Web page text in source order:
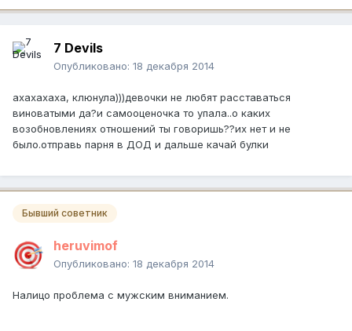
7 Devils
Опубликовано: 18 декабря 2014
ахахахаха, клюнула)))девочки не любят расставаться
виноватыми да?и самооценочка то упала..о каких
возобновлениях отношений ты говоришь??их нет и не
было.отправь парня в ДОД и дальше качай булки
Бывший советник
heruvimof
Опубликовано: 18 декабря 2014
Налицо проблема с мужским вниманием.